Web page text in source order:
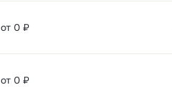
от 0 ₽
от 0 ₽